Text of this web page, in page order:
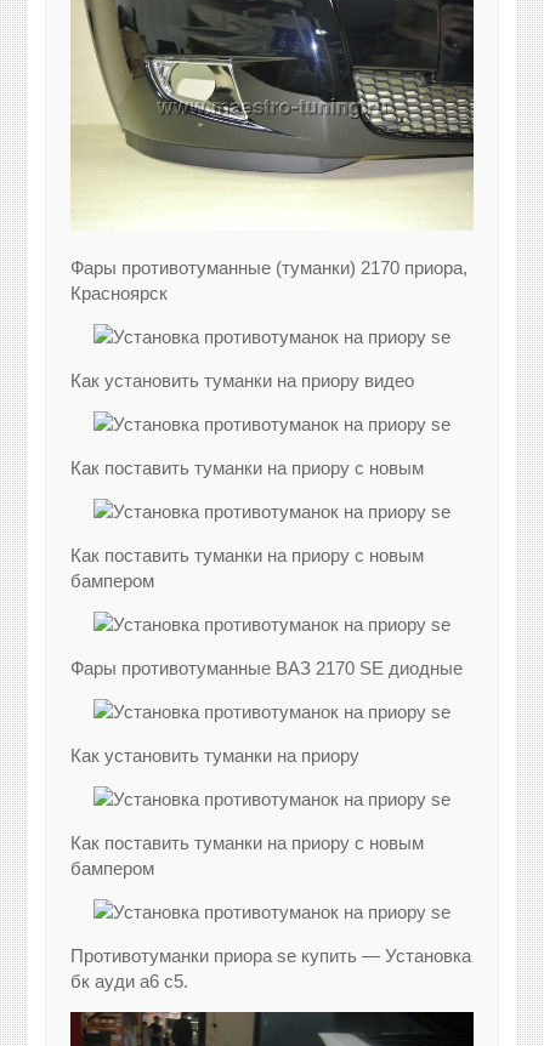
Фары противотуманные (туманки) 2170 приора,
Красноярск
Как установить туманки на приору видео
Как поставить туманки на приору с новым
Как поставить туманки на приору с новым
бампером
Фары противотуманные ВАЗ 2170 SE диодные
Как установить туманки на приору
Как поставить туманки на приору с новым
бампером
Противотуманки приора se купить — Установка
бк ауди а6 c5.